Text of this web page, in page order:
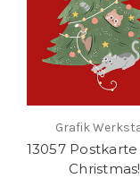
Grafik
13057
Christmas!